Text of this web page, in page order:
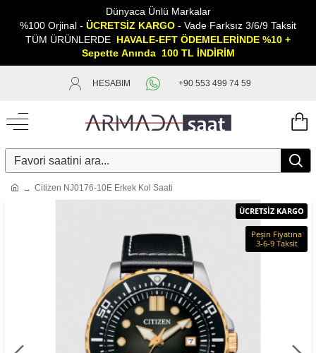
Dünyaca Ünlü Markalar
%100 Orjinal - ÜCRETSİZ KARGO - Vade Farksız 3/6/9 Taksit
TÜM ÜRÜNLERDE HAVALE-EFT ÖDEMELERİNDE %10 +
Sepette Anında 100 TL İNDİRİM
HESABIM +90 553 499 74 59
Citizen NJ0176-10E Erkek Kol Saati
ÜCRETSİZ KARGO
Peşin Fiyatına
3-6-9 Taksit